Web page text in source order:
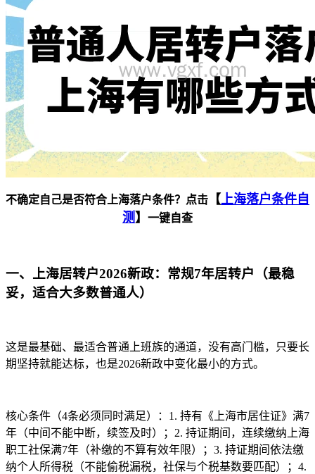
不确定自己是否符合上海落户条件？点击 【 上海落户条件自
测 】 一键自查
一、上海居转户2026新政：常规7年居转户（最稳
妥，适合大多数普通人）
这是最基础、最适合普通上班族的通道，没有高门槛，只要长
期坚持就能达标，也是2026新政中变化最小的方式。
核心条件（4条必须同时满足）：1. 持有《上海市居住证》满7
年（中间不能中断，续签及时）；2. 持证期间，连续缴纳上海
职工社保满7年（补缴的不算有效年限）；3. 持证期间依法缴
纳个人所得税（不能偷税漏税，社保与个税基数要匹配）；4.